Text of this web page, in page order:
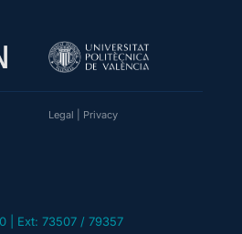
Legal Privacy
| Ext: 73507 / 79357